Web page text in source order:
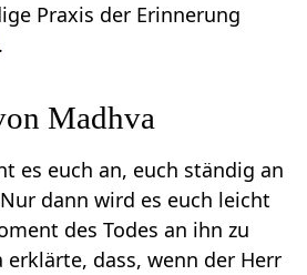
Praxis der Erinnerung
Madhva
es euch an, euch ständig an
dann wird es euch leicht
des Todes an ihn zu
erklärte, dass, wenn der Herr